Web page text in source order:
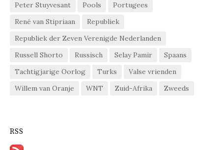
Peter Stuyvesant
Pools
Portugees
René van Stipriaan
Republiek
Republiek der Zeven Verenigde Nederlanden
Russell Shorto
Russisch Selay Pamir
Spaans
Tachtigjarige Oorlog
Turks
Valse vrienden
Willem van Oranje
WNT Zuid-Afrika Zweeds
RSS